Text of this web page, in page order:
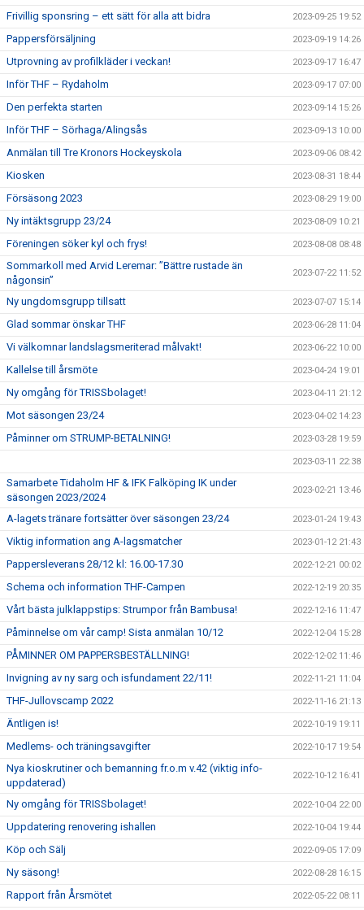
Frivillig sponsring – ett sätt för alla att bidra 2023-09-25 19:52
Pappersförsäljning 2023-09-19 14:26
Utprovning av profilkläder i veckan! 2023-09-17 16:47
Inför THF – Rydaholm 2023-09-17 07:00
Den perfekta starten 2023-09-14 15:26
Inför THF – Sörhaga/Alingsås 2023-09-13 10:00
Anmälan till Tre Kronors Hockeyskola 2023-09-06 08:42
Kiosken 2023-08-31 18:44
Försäsong 2023 2023-08-29 19:00
Ny intäktsgrupp 23/24 2023-08-09 10:21
Föreningen söker kyl och frys! 2023-08-08 08:48
Sommarkoll med Arvid Leremar: ”Bättre rustade än
någonsin”
2023-07-22 11:52
Ny ungdomsgrupp tillsatt 2023-07-07 15:14
Glad sommar önskar THF 2023-06-28 11:04
Vi välkomnar landslagsmeriterad målvakt! 2023-06-22 10:00
Kallelse till årsmöte 2023-04-24 19:01
Ny omgång för TRISSbolaget! 2023-04-11 21:12
Mot säsongen 23/24 2023-04-02 14:23
Påminner om STRUMP-BETALNING! 2023-03-28 19:59
2023-03-11 22:38
Samarbete Tidaholm HF & IFK Falköping IK under
säsongen 2023/2024
2023-02-21 13:46
A-lagets tränare fortsätter över säsongen 23/24 2023-01-24 19:43
Viktig information ang A-lagsmatcher 2023-01-12 21:43
Pappersleverans 28/12 kl: 16.00-17.30 2022-12-21 00:02
Schema och information THF-Campen 2022-12-19 20:35
Vårt bästa julklappstips: Strumpor från Bambusa! 2022-12-16 11:47
Påminnelse om vår camp! Sista anmälan 10/12 2022-12-04 15:28
PÅMINNER OM PAPPERSBESTÄLLNING! 2022-12-02 11:46
Invigning av ny sarg och isfundament 22/11! 2022-11-21 11:04
THF-Jullovscamp 2022 2022-11-16 21:13
Äntligen is! 2022-10-19 19:11
Medlems- och träningsavgifter 2022-10-17 19:54
Nya kioskrutiner och bemanning fr.o.m v.42 (viktig info-
uppdaterad)
2022-10-12 16:41
Ny omgång för TRISSbolaget! 2022-10-04 22:00
Uppdatering renovering ishallen 2022-10-04 19:44
Köp och Sälj 2022-09-05 17:09
Ny säsong! 2022-08-28 16:15
Rapport från Årsmötet 2022-05-22 08:11